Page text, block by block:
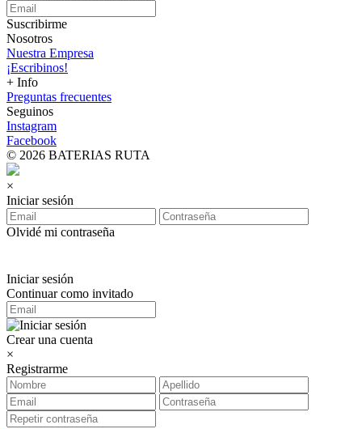
Suscribirme
Nosotros
Nuestra Empresa
¡Escribinos!
+ Info
Preguntas frecuentes
Seguinos
Instagram
Facebook
© 2026 BATERIAS RUTA
×
Iniciar sesión
Olvidé mi contraseña
Iniciar sesión
Continuar como invitado
Crear una cuenta
×
Registrarme